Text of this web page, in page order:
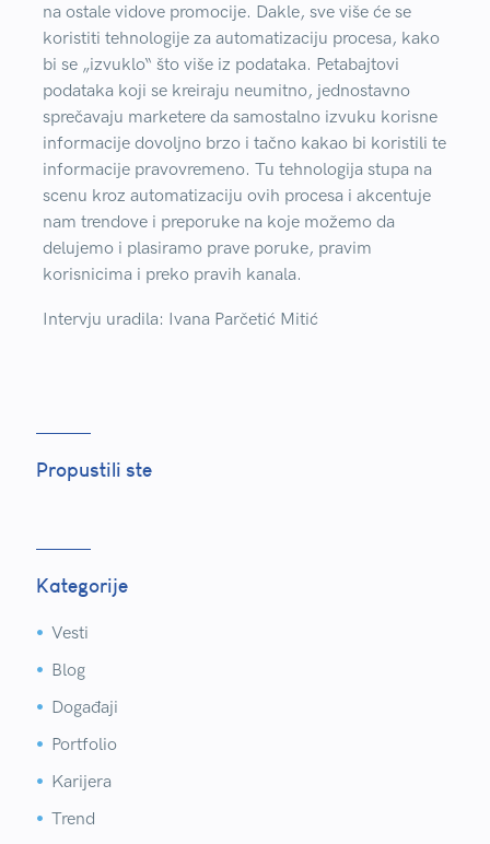
na ostale vidove promocije. Dakle, sve više će se
koristiti tehnologije za automatizaciju procesa, kako
bi se „izvuklo“ što više iz podataka. Petabajtovi
podataka koji se kreiraju neumitno, jednostavno
sprečavaju marketere da samostalno izvuku korisne
informacije dovoljno brzo i tačno kakao bi koristili te
informacije pravovremeno. Tu tehnologija stupa na
scenu kroz automatizaciju ovih procesa i akcentuje
nam trendove i preporuke na koje možemo da
delujemo i plasiramo prave poruke, pravim
korisnicima i preko pravih kanala.
Intervju uradila: Ivana Parčetić Mitić
Propustili ste
Kategorije

 Vesti

 Blog

 Događaji

 Portfolio

 Karijera

 Trend